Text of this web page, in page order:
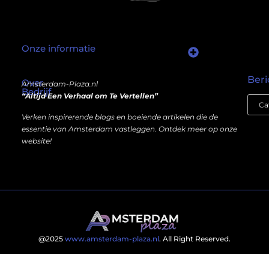
Over
Bedrijf
Amsterdam-Plaza.nl
“Altijd Een Verhaal om Te Vertellen”
Verken inspirerende blogs en boeiende artikelen die de
essentie van Amsterdam vastleggen. Ontdek meer op onze
website!
Onze informatie
@2025 www.amsterdam-plaza.nl. All Right Reserved.